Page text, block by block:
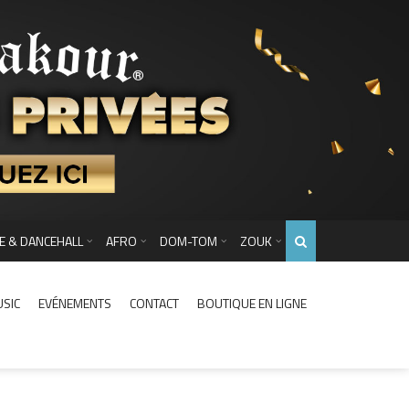
& DANCEHALL AFRO DOM-TOM ZOUK
EVÉNEMENTS CONTACT BOUTIQUE EN LIGNE